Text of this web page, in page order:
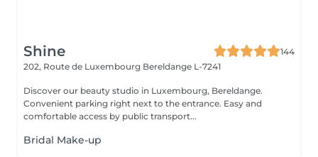
Shine
144
202, Route de Luxembourg Bereldange L-7241
Discover our beauty studio in Luxembourg, Bereldange.
Convenient parking right next to the entrance. Easy and
comfortable access by public transport...
Bridal Make-up